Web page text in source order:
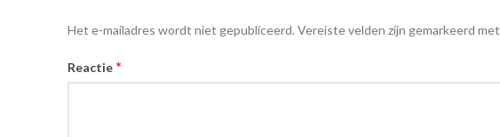
Het e-mailadres wordt niet gepubliceerd.Vereiste velden zijn gemarkeerd met
Reactie *